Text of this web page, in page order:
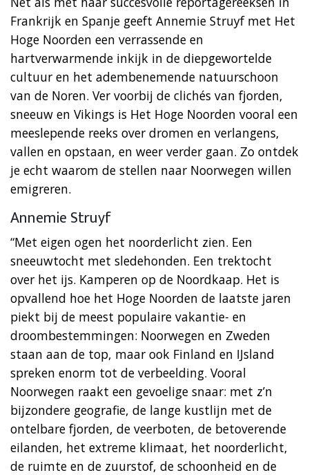
Frankrijk en Spanje geeft Annemie Struyf met Het
Hoge Noorden een verrassende en
hartverwarmende inkijk in de diepgewortelde
cultuur en het adembenemende natuurschoon
van de Noren. Ver voorbij de clichés van fjorden,
sneeuw en Vikings is Het Hoge Noorden vooral een
meeslepende reeks over dromen en verlangens,
vallen en opstaan, en weer verder gaan. Zo ontdek
je echt waarom de stellen naar Noorwegen willen
emigreren.
Annemie Struyf
“Met eigen ogen het noorderlicht zien. Een
sneeuwtocht met sledehonden. Een trektocht
over het ijs. Kamperen op de Noordkaap. Het is
opvallend hoe het Hoge Noorden de laatste jaren
piekt bij de meest populaire vakantie- en
droombestemmingen: Noorwegen en Zweden
staan aan de top, maar ook Finland en IJsland
spreken enorm tot de verbeelding. Vooral
Noorwegen raakt een gevoelige snaar: met z’n
bijzondere geografie, de lange kustlijn met de
ontelbare fjorden, de veerboten, de betoverende
eilanden, het extreme klimaat, het noorderlicht,
de ruimte en de zuurstof, de schoonheid en de